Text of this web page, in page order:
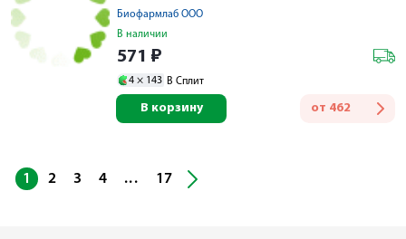
Биофармлаб ООО
В наличии
571 ₽
4 × 143 В Сплит
от 462
В корзину
1 2 3 4 ... 17